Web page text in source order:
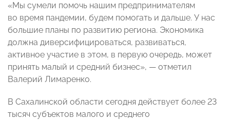
«Мы сумели помочь нашим предпринимателям
во время пандемии, будем помогать и дальше. У нас
большие планы по развитию региона. Экономика
должна диверсифицироваться, развиваться,
активное участие в этом, в первую очередь, может
принять малый и средний бизнес», — отметил
Валерий Лимаренко.
В Сахалинской области сегодня действует более 23
тысяч субъектов малого и среднего